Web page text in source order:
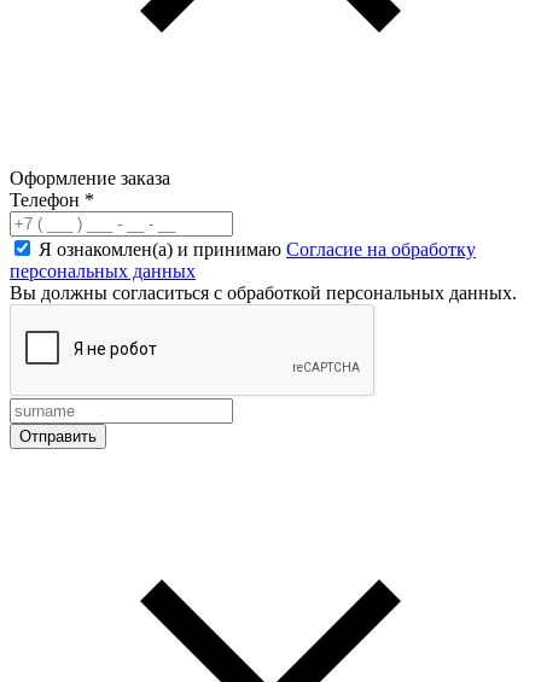
Оформление заказа
Телефон *
Я ознакомлен(а) и принимаю Согласие на обработку
персональных данных
Вы должны согласиться с обработкой персональных данных.